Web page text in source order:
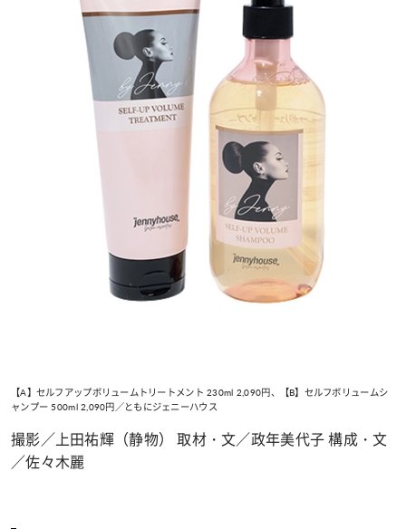
【A】セルフアップボリュームトリートメント 230ml 2,090円、【B】セルフボリュームシ
ャンプー 500ml 2,090円／ともにジェニーハウス
撮影／上田祐輝（静物） 取材・文／政年美代子 構成・文
／佐々木麗